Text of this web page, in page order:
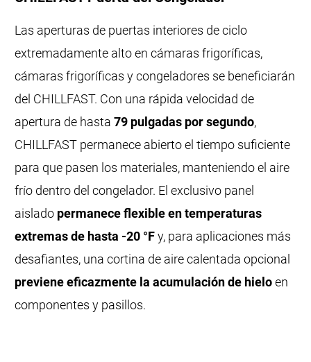
Las aperturas de puertas interiores de ciclo
extremadamente alto en cámaras frigoríficas,
cámaras frigoríficas y congeladores se beneficiarán
del CHILLFAST. Con una rápida velocidad de
apertura de hasta79 pulgadas por segundo,
CHILLFAST permanece abierto el tiempo suficiente
para que pasen los materiales, manteniendo el aire
frío dentro del congelador. El exclusivo panel
aislado permanece flexible en temperaturas
extremas de hasta -20 °Fy, para aplicaciones más
desafiantes, una cortina de aire calentada opcional
previene eficazmente la acumulación de hieloen
componentes y pasillos.